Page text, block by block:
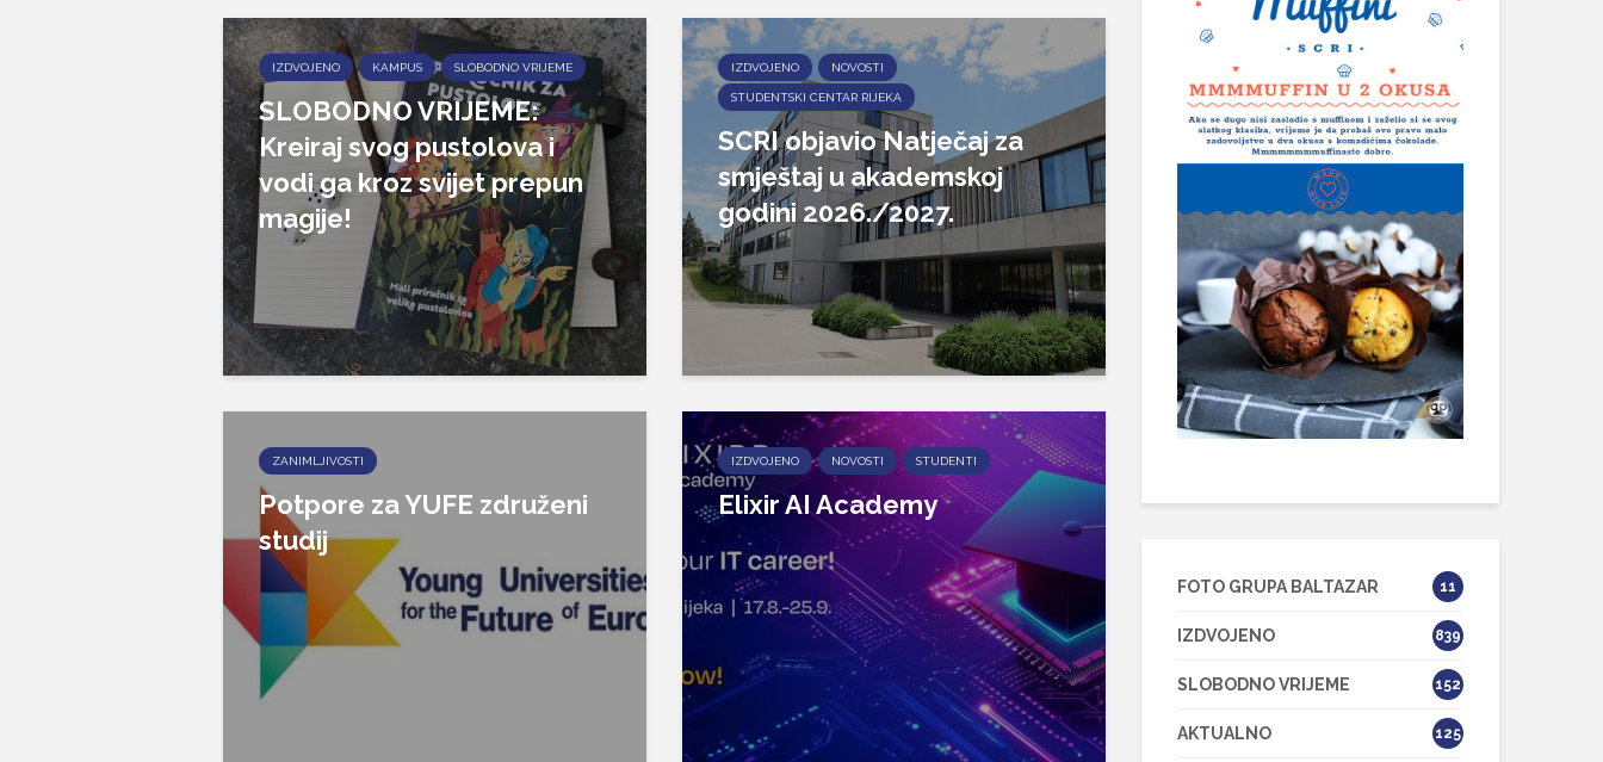
IZDVOJENO KAMPUS SLOBODNO VRIJEME
SLOBODNO VRIJEME:
Kreiraj svog pustolova i
vodi ga kroz svijet prepun
magije!
IZDVOJENO NOVOSTI
STUDENTSKI CENTAR RIJEKA
SCRI objavio Natječaj za
smještaj u akademskoj
godini 2026./2027.
ZANIMLJIVOSTI
Potpore za YUFE združeni
studij
IZDVOJENO NOVOSTI STUDENTI
Elixir AI Academy
FOTO GRUPA BALTAZAR 11
IZDVOJENO 839
SLOBODNO VRIJEME 152
AKTUALNO 125